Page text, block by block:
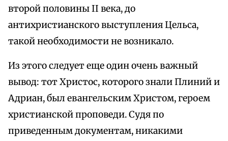
второй половины II века, до
антихристианского выступления Цельса,
такой необходимости не возникало.
Из этого следует еще один очень важный
вывод: тот Христос, которого знали Плиний и
Адриан, был евангельским Христом, героем
христианской проповеди. Судя по
приведенным документам, никакими